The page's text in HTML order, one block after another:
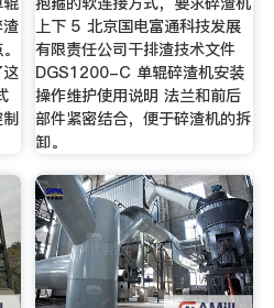
上下 5 北京国电富通科技发展
有限责任公司干排渣技术文件
DGS1200-C 单辊碎渣机安装
操作维护使用说明 法兰和前后
部件紧密结合，便于碎渣机的拆
卸。